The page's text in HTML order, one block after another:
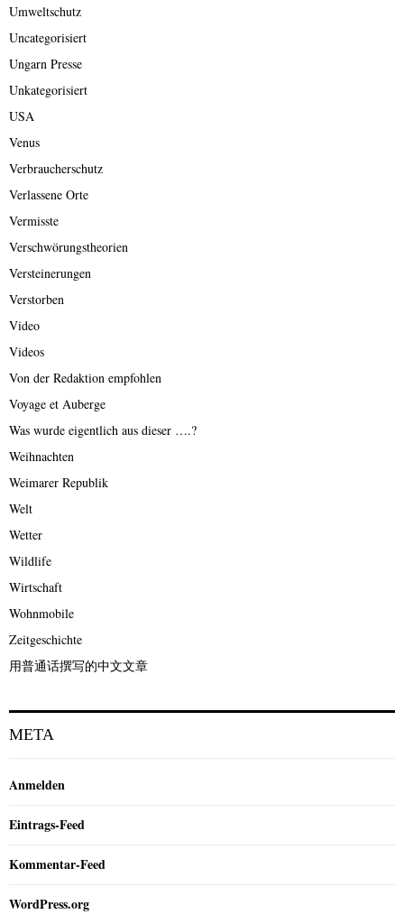
Umweltschutz
Uncategorisiert
Ungarn Presse
Unkategorisiert
USA
Venus
Verbraucherschutz
Verlassene Orte
Vermisste
Verschwörungstheorien
Versteinerungen
Verstorben
Video
Videos
Von der Redaktion empfohlen
Voyage et Auberge
Was wurde eigentlich aus dieser ….?
Weihnachten
Weimarer Republik
Welt
Wetter
Wildlife
Wirtschaft
Wohnmobile
Zeitgeschichte
用普通话撰写的中文文章
META
Anmelden
Eintrags-Feed
Kommentar-Feed
WordPress.org